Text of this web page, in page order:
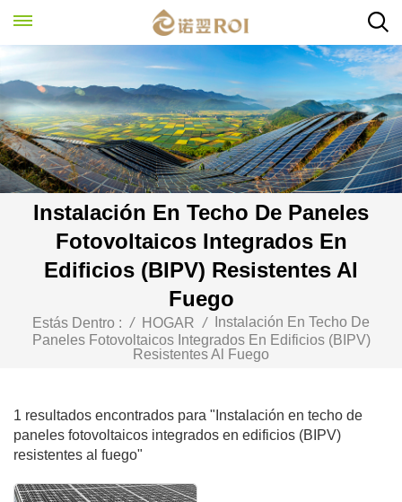
Instalación En Techo De Paneles
Fotovoltaicos Integrados En
Edificios (BIPV) Resistentes Al
Fuego
Estás Dentro : / HOGAR /
Instalación En Techo De
Paneles Fotovoltaicos Integrados En Edificios (BIPV)
Resistentes Al Fuego
1 resultados encontrados para "Instalación en techo de
paneles fotovoltaicos integrados en edificios (BIPV)
resistentes al fuego"